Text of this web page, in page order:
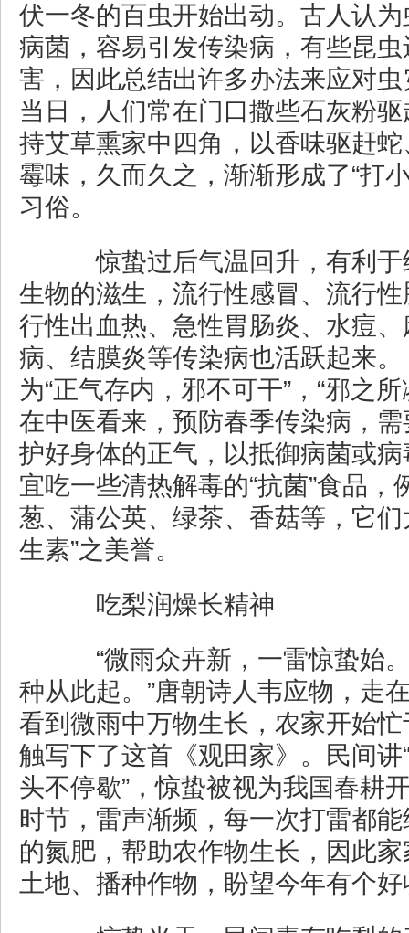
伏一冬的百虫开始出动。古人认
病菌，容易引发传染病，有些昆
害，因此总结出许多办法来应对
当日，人们常在门口撒些石灰粉
持艾草熏家中四角，以香味驱赶
霉味，久而久之，渐渐形成了“打
习俗。
惊蛰过后气温回升，有利于
生物的滋生，流行性感冒、流行
行性出血热、急性胃肠炎、水痘
病、结膜炎等传染病也活跃起来
为“正气存内，邪不可干”，“邪之
在中医看来，预防春季传染病，
护好身体的正气，以抵御病菌或
宜吃一些清热解毒的“抗菌”食品，
葱、蒲公英、绿茶、香菇等，它们
生素”之美誉。
吃梨润燥长精神
“微雨众卉新，一雷惊蛰始
种从此起。”唐朝诗人韦应物，走
看到微雨中万物生长，农家开始
触写下了这首《观田家》。民间讲
头不停歇”，惊蛰被视为我国春耕
时节，雷声渐频，每一次打雷都
的氮肥，帮助农作物生长，因此
土地、播种作物，盼望今年有个